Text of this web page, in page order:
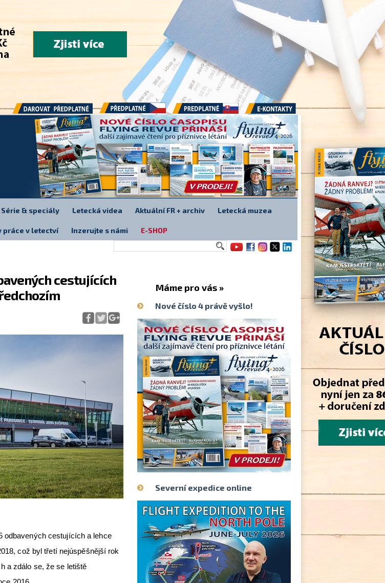
cestujících
odbavených cestujících a lehce
což byl třetí nejúspěšnější rok
a zdálo se, že se letiště
Máme pro vás »
Nové číslo 4 právě vyšlo!
Severní expedice online
Darovat předplatné Předplatné Předplatné E-kontakty
Série & speciály Letecká videa Aktuální FR + archiv Letecká muzea
práce v letectví Inzerujte s námi E-SHOP